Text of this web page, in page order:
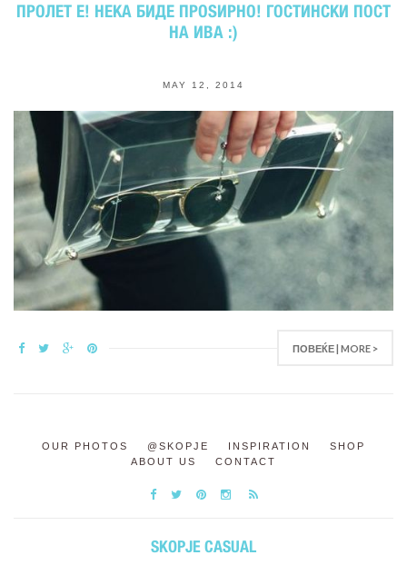
ПРОЛЕТ Е! НЕКА БИДЕ ПРОЅИРНО! ГОСТИНСКИ ПОСТ
НА ИВА :)
MAY 12, 2014
ПОВЕЌЕ | MORE >
OUR PHOTOS @SKOPJE INSPIRATION
SHOP
ABOUT US
CONTACT
SKOPJE CASUAL